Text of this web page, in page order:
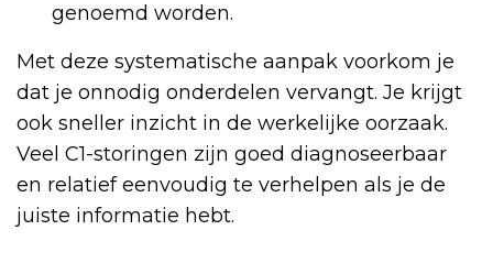
genoemd worden.
Met deze systematische aanpak voorkom je
dat je onnodig onderdelen vervangt. Je krijgt
ook sneller inzicht in de werkelijke oorzaak.
Veel C1-storingen zijn goed diagnoseerbaar
en relatief eenvoudig te verhelpen als je de
juiste informatie hebt.